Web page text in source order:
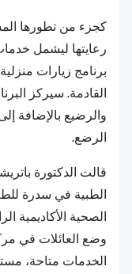
كجزء من تطورها
رعايتها ليشمل
برنامج زيارات
القادمة. سيركز
والرضيع بالإضافة
الرضع.
قالت الدكتورة
الطبية في سدرة
الصحية الأكاديمية
وضع العائلات في
الخدمات متاحة،